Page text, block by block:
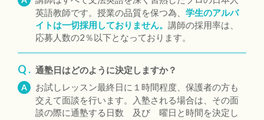
英語教師です。授業の品質を保つ為、 学生のアルバ
イトは一切採用しておりません。 講師の採用率は、
応募人数の2％以下となっております。
Q . 通塾日はどのように決定しますか？
A
お試しレッスン最終日に１時間程度、保護者の方も
交えて面談を行います。入塾される場合は、その面
談の際に通塾する日数 及び 曜日と時間を決定し